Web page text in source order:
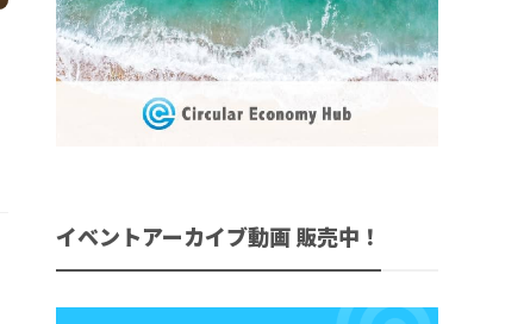
イベントアーカイブ動画 販売中！